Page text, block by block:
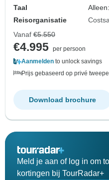
Taal
Reisorganisatie
Vanaf €5.550
€4.995 per persoon
Aanmelden to unlock savings
Prijs gebaseerd op privé
Download brochure
Meld je aan of log in om
kortingen bij TourRadar+